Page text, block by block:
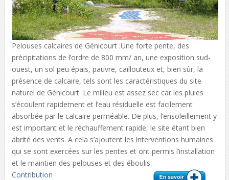
Pelouses calcaires de Génicourt :Une forte pente, des
précipitations de l’ordre de 800 mm/ an, une exposition sud-
ouest, un sol peu épais, pauvre, caillouteux et, bien sûr, la
présence de calcaire, tels sont les caractéristiques du site
naturel de Génicourt. Le milieu est assez sec car les pluies
s’écoulent rapidement et l’eau résiduelle est facilement
absorbée par le calcaire perméable. De plus, l’ensoleillement y
est important et le réchauffement rapide, le site étant bien
abrité des vents. A cela s’ajoutent les interventions humaines
qui se sont exercées sur les pentes et ont permis l’installation
et le maintien des pelouses et des éboulis.
Contribution